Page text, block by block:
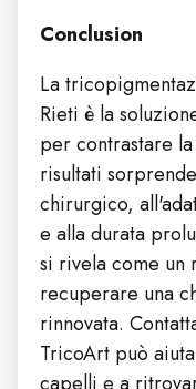
Conclusion
La
Rieti è la
per contrastare
risultati
chirurgico,
e alla durata
si rivela come
recuperare una
rinnovata.
TricoArt può